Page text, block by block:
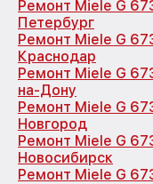
Ремонт Miele G
Петербург
Ремонт Miele G
Краснодар
Ремонт Miele G
на-Дону
Ремонт Miele G
Новгород
Ремонт Miele G
Новосибирск
Ремонт Miele G